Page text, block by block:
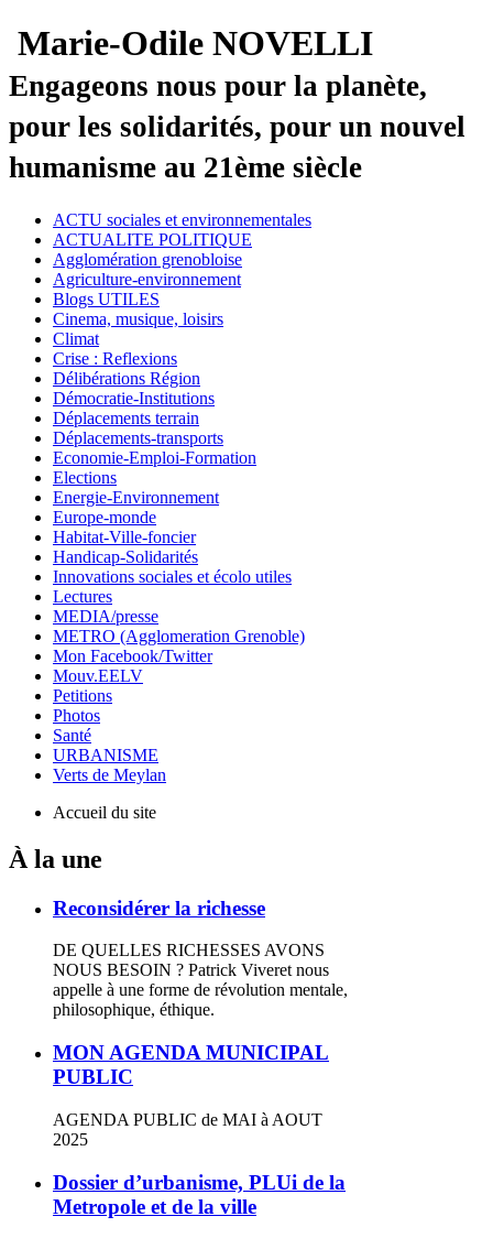
Marie-Odile NOVELLI
Engageons nous pour la planète,
pour les solidarités, pour un nouvel
humanisme au 21ème siècle
ACTU sociales et environnementales
ACTUALITE POLITIQUE
Agglomération grenobloise
Agriculture-environnement
Blogs UTILES
Cinema, musique, loisirs
Climat
Crise : Reflexions
Délibérations Région
Démocratie-Institutions
Déplacements terrain
Déplacements-transports
Economie-Emploi-Formation
Elections
Energie-Environnement
Europe-monde
Habitat-Ville-foncier
Handicap-Solidarités
Innovations sociales et écolo utiles
Lectures
MEDIA/presse
METRO (Agglomeration Grenoble)
Mon Facebook/Twitter
Mouv.EELV
Petitions
Photos
Santé
URBANISME
Verts de Meylan
Accueil du site
À la une
Reconsidérer la richesse
DE QUELLES RICHESSES AVONS
NOUS BESOIN ? Patrick Viveret nous
appelle à une forme de révolution mentale,
philosophique, éthique.
MON AGENDA MUNICIPAL
PUBLIC
AGENDA PUBLIC de MAI à AOUT
2025
Dossier d’urbanisme, PLUi de la
Metropole et de la ville